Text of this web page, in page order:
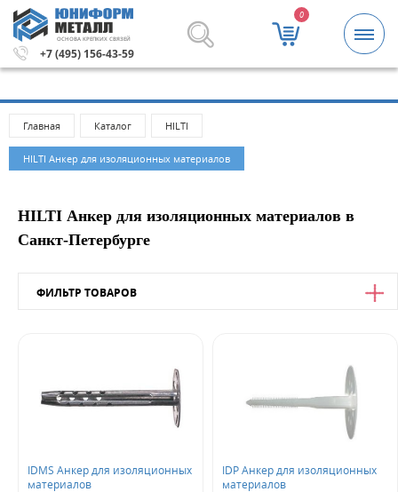
ОСНОВА КРЕПКИХ СВЯЗЕЙ
+7 (495) 156-43-59
0
рублей.Метизы и крепежные изделия оптом.
Главная Каталог HILTI
HILTI Анкер для изоляционных материалов
HILTI Анкер для изоляционных материалов в
Санкт-Петербурге
ФИЛЬТР ТОВАРОВ
Не нашли ничего подходящего?
IDMS Анкер для изоляционных
материалов
IDP Анкер для изоляционных
материалов